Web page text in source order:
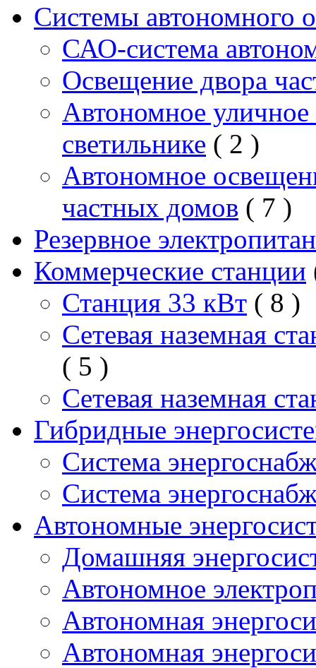
Системы автономного
САО-система
Освещение двора
Автономное
светильнике ( 2 )
Автономное
частных домов ( 7 )
Резервное
Коммерческие станции
Станция 33 кВт ( 8 )
Сетевая наземная
( 5 )
Сетевая наземная
Гибридные
Система
Система
Автономные
Домашняя
Автономное
Автономная
Автономная